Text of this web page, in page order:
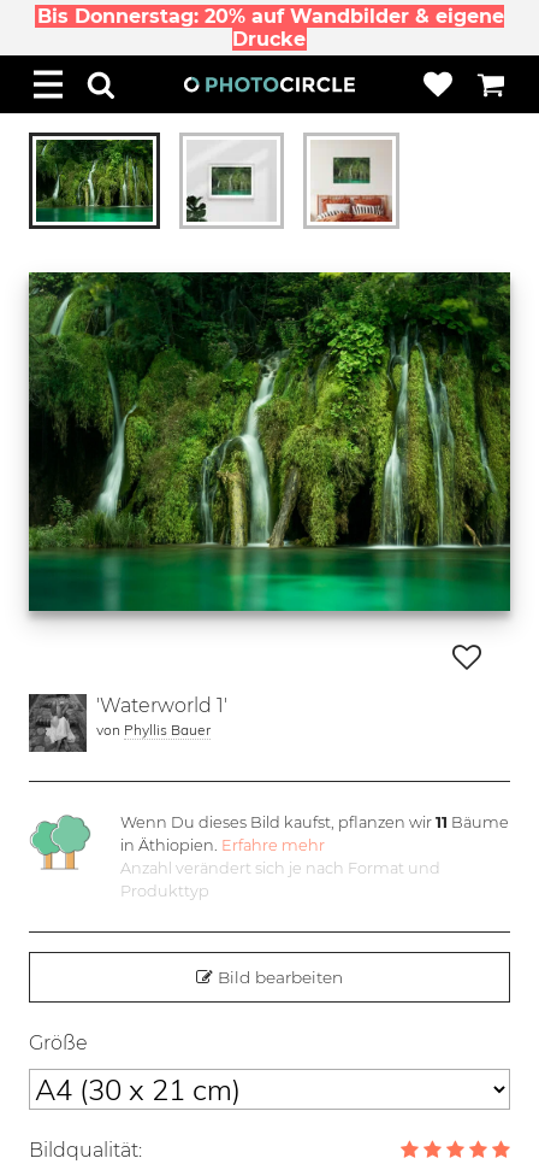
Bis Donnerstag: 20% auf Wandbilder & eigene
Drucke
'Waterworld 1'
von Phyllis Bauer
Wenn Du dieses Bild kaufst, pflanzen wir11 Bäume
in Äthiopien. Erfahre mehr
Anzahl verändert sich je nach Format und
Produkttyp
Bild bearbeiten
Größe
Bildqualität: